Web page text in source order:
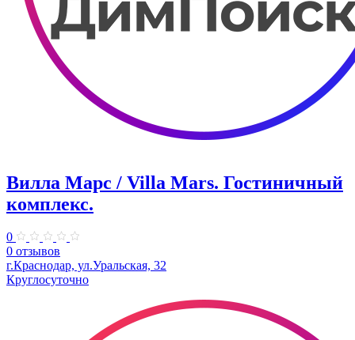
Вилла Марс / Villa Mars. Гостиничный
комплекс.
0
0 отзывов
г.Краснодар, ул.Уральская, 32
Круглосуточно